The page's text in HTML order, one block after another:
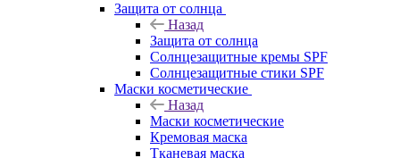
Защита от солнца
Назад
Защита от солнца
Солнцезащитные кремы SPF
Солнцезащитные стики SPF
Маски косметические
Назад
Маски косметические
Кремовая маска
Тканевая маска